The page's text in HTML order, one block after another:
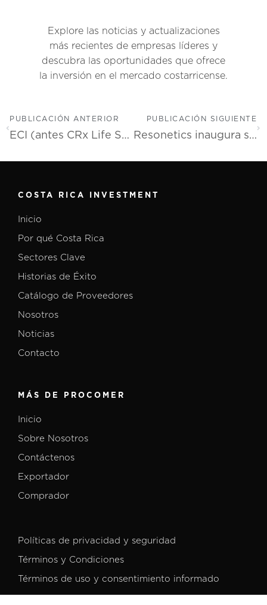
Explore las noticias y actualizaciones
más recientes de empresas líderes y
descubra las oportunidades que ofrece
la inversión en el mercado costarricense.
PUBLICACIÓN ANTERIOR
ECI (antes CRx Life Sciences) construirá en Costa Rica laboratorio de pruebas de empaque de última generación
PUBLICACIÓN SIGUIENTE
Resonetics inaugura su segunda planta de manufactura en Costa Rica
COSTA RICA INVESTMENT
Inicio
Por qué Costa Rica
Sectores Clave
Historias de Éxito
Catálogo de Proveedores
Nosotros
Noticias
Contacto
MÁS DE PROCOMER
Inicio
Sobre Nosotros
Contáctenos
Exportador
Comprador
Políticas de privacidad y seguridad
Términos y Condiciones
Términos de uso y consentimiento informado